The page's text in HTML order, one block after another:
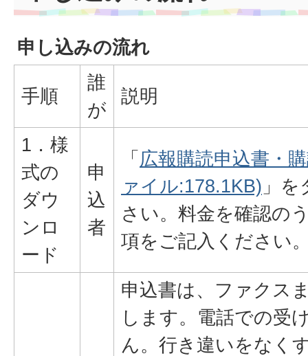
申し込みの流れ
手順
誰
が
説明
1．様
式の
ダウ
ンロ
ード
申
込
者
「 広報購読申込書・
ァイル:178.1KB) 」
さい。料金を確認の
項をご記入ください
申込書は、ファクス
します。電話での受
ん。行き違いをなく